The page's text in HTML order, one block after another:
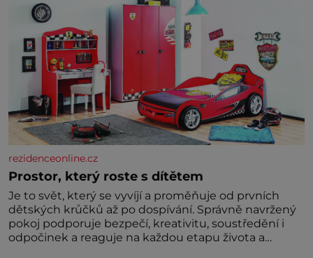
rezidenceonline.cz
Prostor, který roste s dítětem
Je to svět, který se vyvíjí a proměňuje od prvních
dětských krůčků až po dospívání. Správně navržený
pokoj podporuje bezpečí, kreativitu, soustředění i
odpočinek a reaguje na každou etapu života a